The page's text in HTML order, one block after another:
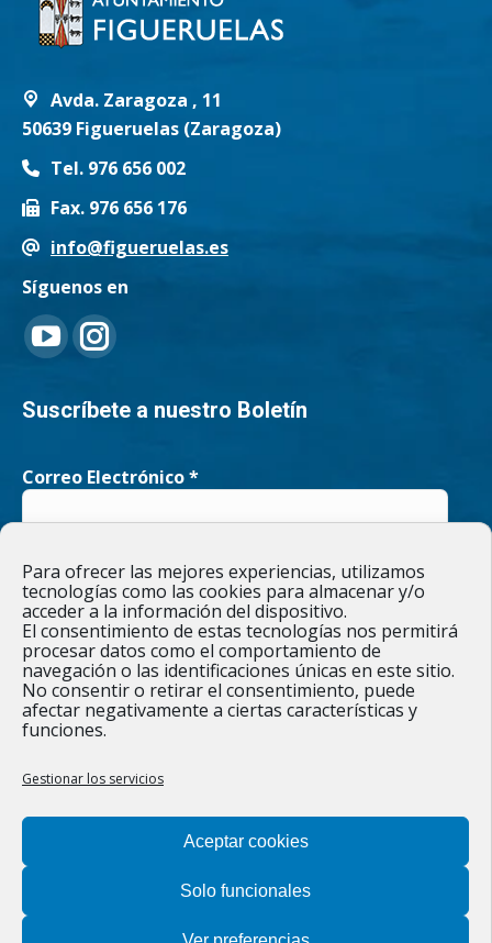
Para ofrecer las mejores experiencias, utilizamos
tecnologías como las cookies para almacenar y/o
acceder a la información del dispositivo.
El consentimiento de estas tecnologías nos permitirá
procesar datos como el comportamiento de
navegación o las identificaciones únicas en este sitio.
No consentir o retirar el consentimiento, puede
afectar negativamente a ciertas características y
funciones.
Gestionar los servicios
Aceptar cookies
Solo funcionales
Avda. Zaragoza , 11
50639 Figueruelas (Zaragoza)
Tel. 976 656 002
Fax. 976 656 176
info@figueruelas.es
Síguenos en
Encuéntranos en:
YouTube
page
in
window
Instagram
page
in
window
Suscríbete a nuestro Boletín
Correo Electrónico*
He leído y acepto laPolítica de privacidad
Responsable » Ayuntamiento de Figueruelas / Finalidad » enviarte
nuestras publicaciones y noticias. / Legitimación » tu
consentimiento. / Destinatarios » solo se realizan cesiones si
existe una obligación legal. / Derechos » podrás ejercer tus
como se indica en laPolítica de privacidad